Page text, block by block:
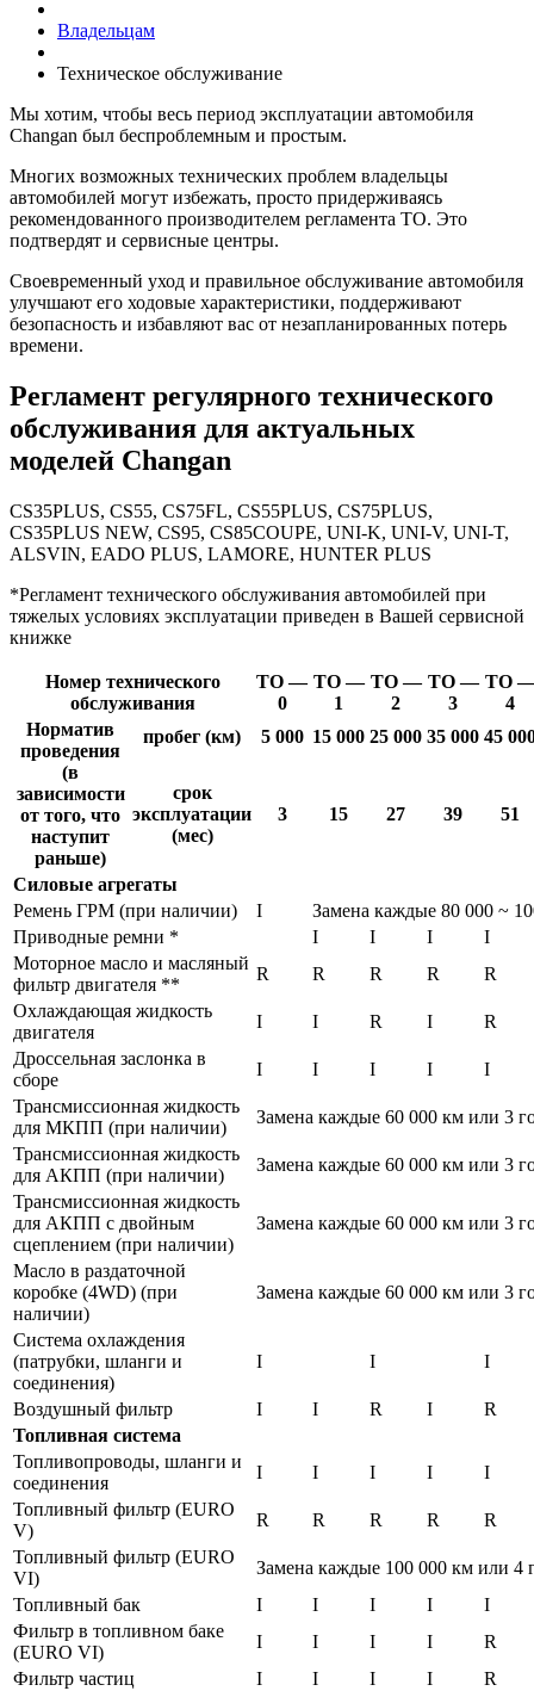
Владельцам
Техническое обслуживание
Мы хотим, чтобы весь период эксплуатации автомобиля
Changan был беспроблемным и простым.
Многих возможных технических проблем владельцы
автомобилей могут избежать, просто придерживаясь
рекомендованного производителем регламента ТО. Это
подтвердят и сервисные центры.
Своевременный уход и правильное обслуживание автомобиля
улучшают его ходовые характеристики, поддерживают
безопасность и избавляют вас от незапланированных потерь
времени.
Регламент регулярного технического
обслуживания для актуальных
моделей Changan
CS35PLUS, CS55, CS75FL, CS55PLUS, CS75PLUS,
CS35PLUS NEW, CS95, CS85COUPE, UNI-K, UNI-V, UNI-T,
ALSVIN, EADO PLUS, LAMORE, HUNTER PLUS
*Регламент технического обслуживания автомобилей при
тяжелых условиях эксплуатации приведен в Вашей сервисной
книжке
Номер технического
обслуживания
ТО —
0
ТО —
1
ТО —
2
ТО —
3
ТО
4
Норматив
проведения
(в
зависимости
от того, что
наступит
раньше)
пробег (км) 5 000 15 000 25 000 35 000 45
срок
эксплуатации
(мес)
3 15 27 39 51
Силовые агрегаты
Ремень ГРМ (при наличии)
I
Замена каждые 80 000 ~
Приводные ремни *
I I I
I
Моторное масло и масляный
фильтр двигателя **
R R R R
R
Охлаждающая жидкость
двигателя
I I R I
R
Дроссельная заслонка в
сборе
I I I I
I
Трансмиссионная жидкость
для МКПП (при наличии)
Замена каждые 60 000 км или 3
Трансмиссионная жидкость
для АКПП (при наличии)
Замена каждые 60 000 км или 3
Трансмиссионная жидкость
для АКПП с двойным
сцеплением (при наличии)
Замена каждые 60 000 км или 3
Масло в раздаточной
коробке (4WD) (при
наличии)
Замена каждые 60 000 км или 3
Система охлаждения
(патрубки, шланги и
соединения)
I I I
Воздушный фильтр I I R I
R
Топливная система
Топливопроводы, шланги и
соединения
I I I I
I
Топливный фильтр (EURO
V)
R R R R
R
Топливный фильтр (EURO
VI)
Замена каждые 100 000 км или 4
Топливный бак
I I I I
I
Фильтр в топливном баке
(EURO VI)
I I I I
R
Фильтр частиц
I I I I R